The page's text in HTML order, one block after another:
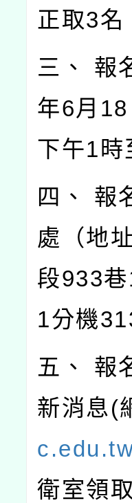
正取3名
三、 報
年6月
下午1時
四、 報
處（地
段933
1分機
五、 報
新消息(
衛室領